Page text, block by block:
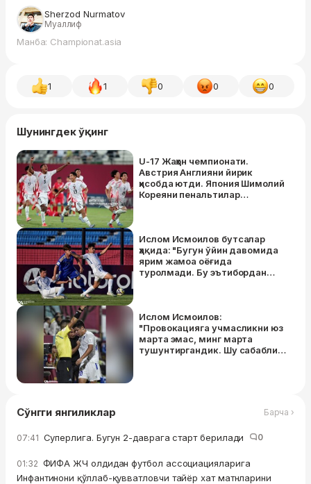
Sherzod Nurmatov
Муаллиф
Манба: Championat.asia
1 1 0 0 0
Шунингдек ўқинг
U-17 Жаҳон чемпионати.
Австрия Англияни йирик
ҳисобда ютди. Япония Шимолий
Кореяни пенальтилар
босқичда
Ислом Исмоилов бутсалар
ҳақида: "Бугун ўйин давомида
ярим жамоа оёғида
туролмади. Бу эътибордан
Ислом Исмоилов:
"Провокацияга учмасликни юз
марта эмас, минг марта
тушунтиргандик. Шу сабабли
Сўнгги янгиликлар Барча ›
07:41 Суперлига. Бугун 2-даврага старт берилади 0
01:32 ФИФА ЖЧ олдидан футбол ассоциацияларига
Инфантинони қўллаб-қувватловчи тайёр хат матнларини